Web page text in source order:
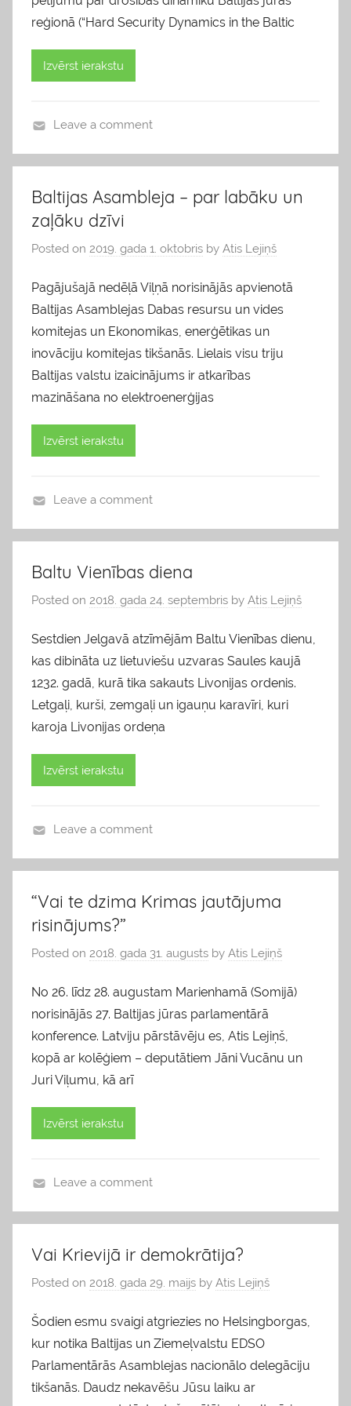
reģionā (“Hard Security Dynamics in the Baltic
Izvērst ierakstu
l
g
s
Leave a comment
Baltijas Asambleja – par labāku un
zaļāku dzīvi
Posted on 2019. gada 1. oktobris by Atis Lejiņš
Pagājušajā nedēļā Viļņā norisinājās apvienotā
Baltijas Asamblejas Dabas resursu un vides
komitejas un Ekonomikas, enerģētikas un
inovāciju komitejas tikšanās. Lielais visu triju
Baltijas valstu izaicinājums ir atkarības
mazināšana no elektroenerģijas
Izvērst ierakstu
l
g
s
Leave a comment
Baltu Vienības diena
Posted on 2018. gada 24. septembris by Atis Lejiņš
Sestdien Jelgavā atzīmējām Baltu Vienības dienu,
kas dibināta uz lietuviešu uzvaras Saules kaujā
1232. gadā, kurā tika sakauts Livonijas ordenis.
Letgaļi, kurši, zemgaļi un igauņu karavīri, kuri
karoja Livonijas ordeņa
Izvērst ierakstu
l
s
Leave a comment
“Vai te dzima Krimas jautājuma
risinājums?”
Posted on 2018. gada 31. augusts by Atis Lejiņš
No 26. līdz 28. augustam Marienhamā (Somijā)
norisinājās 27. Baltijas jūras parlamentārā
konference. Latviju pārstāvēju es, Atis Lejiņš,
kopā ar kolēģiem – deputātiem Jāni Vucānu un
Juri Viļumu, kā arī
Izvērst ierakstu
l
g
s
Leave a comment
Vai Krievijā ir demokrātija?
Posted on 2018. gada 29. maijs by Atis Lejiņš
Šodien esmu svaigi atgriezies no Helsingborgas,
kur notika Baltijas un Ziemeļvalstu EDSO
Parlamentārās Asamblejas nacionālo delegāciju
tikšanās. Daudz nekavēšu Jūsu laiku ar